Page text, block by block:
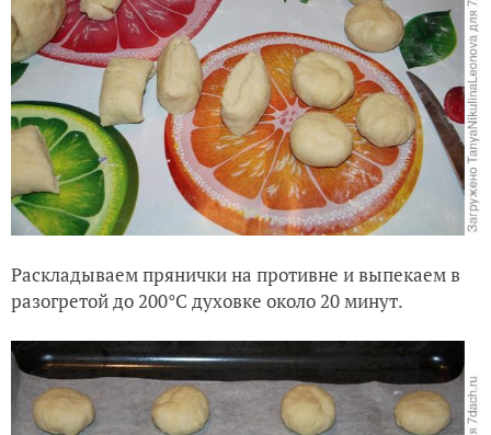
Раскладываем прянички на противне и выпекаем в
разогретой до 200°C духовке около 20 минут.